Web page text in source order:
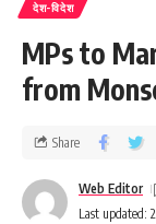
देश-विदेश
MPs to
from
Last updated:
Web Editor
Share